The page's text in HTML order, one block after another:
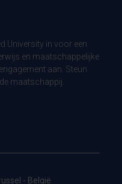
University in voor een
en maatschappelijke
aan. Steun
maatschappij.
- België